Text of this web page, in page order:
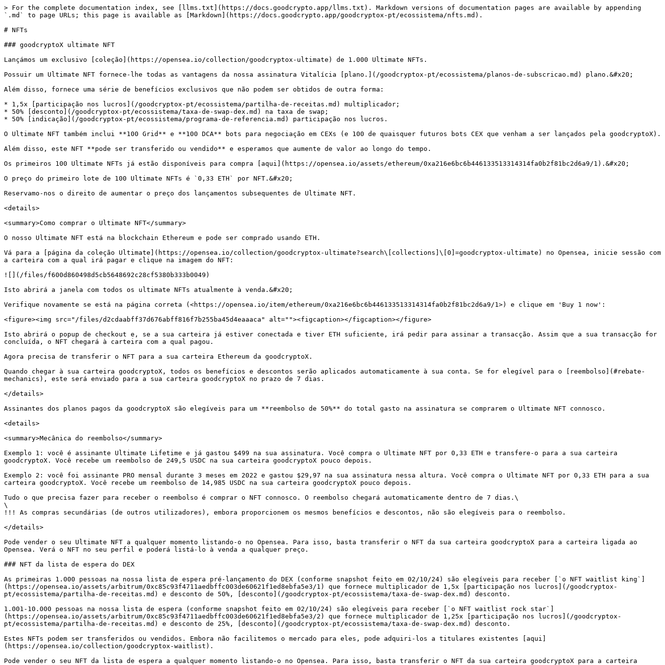
> For the complete documentation index, see [llms.txt](https://docs.goodcrypto.app/llms.txt). Markdown versions of documentation pages are available by appending
`.md` to page URLs; this page is available as [Markdown](https://docs.goodcrypto.app/goodcryptox-pt/ecossistema/nfts.md).
# NFTs
### goodcryptoX ultimate NFT
Lançámos um exclusivo [coleção](https://opensea.io/collection/goodcryptox-ultimate) de 1.000 Ultimate NFTs.
Possuir um Ultimate NFT fornece-lhe todas as vantagens da nossa assinatura Vitalícia [plano.](/goodcryptox-pt/ecossistema/planos-de-subscricao.md) plano.&#x20;
Além disso, fornece uma série de benefícios exclusivos que não podem ser obtidos de outra forma:
* 1,5x [participação nos lucros](/goodcryptox-pt/ecossistema/partilha-de-receitas.md) multiplicador;
* 50% [desconto](/goodcryptox-pt/ecossistema/taxa-de-swap-dex.md) na taxa de swap;
* 50% [indicação](/goodcryptox-pt/ecossistema/programa-de-referencia.md) participação nos lucros.
O Ultimate NFT também inclui **100 Grid** e **100 DCA** bots para negociação em CEXs (e 100 de quaisquer futuros bots CEX que venham a ser lançados pela goodcryptoX).
Além disso, este NFT **pode ser transferido ou vendido** e esperamos que aumente de valor ao longo do tempo.
Os primeiros 100 Ultimate NFTs já estão disponíveis para compra [aqui](https://opensea.io/assets/ethereum/0xa216e6bc6b446133513314314fa0b2f81bc2d6a9/1).&#x20;
O preço do primeiro lote de 100 Ultimate NFTs é `0,33 ETH` por NFT.&#x20;
Reservamo-nos o direito de aumentar o preço dos lançamentos subsequentes de Ultimate NFT.
<details>
<summary>Como comprar o Ultimate NFT</summary>
O nosso Ultimate NFT está na blockchain Ethereum e pode ser comprado usando ETH.
Vá para a [página da coleção Ultimate](https://opensea.io/collection/goodcryptox-ultimate?search\[collections]\[0]=goodcryptox-ultimate) no Opensea, inicie sessão com
a carteira com a qual irá pagar e clique na imagem do NFT:
![](/files/f600d860498d5cb5648692c28cf5380b333b0049)
Isto abrirá a janela com todos os ultimate NFTs atualmente à venda.&#x20;
Verifique novamente se está na página correta (<https://opensea.io/item/ethereum/0xa216e6bc6b446133513314314fa0b2f81bc2d6a9/1>) e clique em 'Buy 1 now':
<figure><img src="/files/d2cdaabff37d676abff816f7b255ba45d4eaaaca" alt=""><figcaption></figcaption></figure>
Isto abrirá o popup de checkout e, se a sua carteira já estiver conectada e tiver ETH suficiente, irá pedir para assinar a transacção. Assim que a sua transacção for
concluída, o NFT chegará à carteira com a qual pagou.
Agora precisa de transferir o NFT para a sua carteira Ethereum da goodcryptoX.
Quando chegar à sua carteira goodcryptoX, todos os benefícios e descontos serão aplicados automaticamente à sua conta. Se for elegível para o [reembolso](#rebate-
mechanics), este será enviado para a sua carteira goodcryptoX no prazo de 7 dias.
</details>
Assinantes dos planos pagos da goodcryptoX são elegíveis para um **reembolso de 50%** do total gasto na assinatura se comprarem o Ultimate NFT connosco.
<details>
<summary>Mecânica do reembolso</summary>
Exemplo 1: você é assinante Ultimate Lifetime e já gastou $499 na sua assinatura. Você compra o Ultimate NFT por 0,33 ETH e transfere-o para a sua carteira
goodcryptoX. Você recebe um reembolso de 249,5 USDC na sua carteira goodcryptoX pouco depois.
Exemplo 2: você foi assinante PRO mensal durante 3 meses em 2022 e gastou $29,97 na sua assinatura nessa altura. Você compra o Ultimate NFT por 0,33 ETH para a sua
carteira goodcryptoX. Você recebe um reembolso de 14,985 USDC na sua carteira goodcryptoX pouco depois.
Tudo o que precisa fazer para receber o reembolso é comprar o NFT connosco. O reembolso chegará automaticamente dentro de 7 dias.\
\
!!! As compras secundárias (de outros utilizadores), embora proporcionem os mesmos benefícios e descontos, não são elegíveis para o reembolso.
</details>
Pode vender o seu Ultimate NFT a qualquer momento listando-o no Opensea. Para isso, basta transferir o NFT da sua carteira goodcryptoX para a carteira ligada ao
Opensea. Verá o NFT no seu perfil e poderá listá-lo à venda a qualquer preço.
### NFT da lista de espera do DEX
As primeiras 1.000 pessoas na nossa lista de espera pré-lançamento do DEX (conforme snapshot feito em 02/10/24) são elegíveis para receber [`o NFT waitlist king`]
(https://opensea.io/assets/arbitrum/0xc85c93f4711aedbffc003de60621f1ed8ebfa5e3/1) que fornece multiplicador de 1,5x [participação nos lucros](/goodcryptox-
pt/ecossistema/partilha-de-receitas.md) e desconto de 50%, [desconto](/goodcryptox-pt/ecossistema/taxa-de-swap-dex.md) desconto.
1.001-10.000 pessoas na nossa lista de espera (conforme snapshot feito em 02/10/24) são elegíveis para receber [`o NFT waitlist rock star`]
(https://opensea.io/assets/arbitrum/0xc85c93f4711aedbffc003de60621f1ed8ebfa5e3/2) que fornece multiplicador de 1,25x [participação nos lucros](/goodcryptox-
pt/ecossistema/partilha-de-receitas.md) e desconto de 25%, [desconto](/goodcryptox-pt/ecossistema/taxa-de-swap-dex.md) desconto.
Estes NFTs podem ser transferidos ou vendidos. Embora não facilitemos o mercado para eles, pode adquiri-los a titulares existentes [aqui]
(https://opensea.io/collection/goodcryptox-waitlist).
Pode vender o seu NFT da lista de espera a qualquer momento listando-o no Opensea. Para isso, basta transferir o NFT da sua carteira goodcryptoX para a carteira